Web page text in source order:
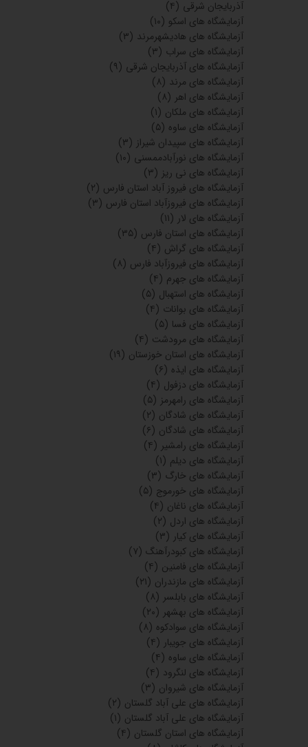
آزمایشگاه های مهران (۲)
آزمایشگاه های ایوان (۲)
آزمایشگاه های مهاباد
(۴)
آزمایشگاه های میاندوآب
آزمایشگاه های رامسر (۶)
آزمایشگاه های عباس آباد
آزمایشگاه های تن کابن (۴)
آزمایشگاه های کلاردشت
آزمایشگاه های قایمشهر (۹)
آزمایشگاه های تاکستان قزوین
آزمایشگاه های آبیک قزوین (۴)
آزمایشگاه های بویین زهرا
آزمایشگاه های بجنورد
آزمایشگاه های شیروان
آزمایشگاه های اسفراین
آزمایشگاه های طبس (۲)
آزمایشگاه های فردوس (۲)
آزمایشگاه های بیرجند (۲۰)
آزمایشگاه های شهرضا
آزمایشگاه های نجف آباد (۵)
آزمایشگاه های شیراز
(۱)
آزمایشگاه های ملایر
(۵)
آزمایشگاه های نایین
آزمایشگاه های آباده (۱۴)
آزمایشگاه های ابرکوه یزد (۲)
آزمایشگاه های گرگان (۵)
آزمایشگاه های بندرگز (۲)
اشنویه آذربایجان غربی (۴)
آزمایشگاه های املش گیلان
آزمایشگاه های گرمسار (۲)
آزمایشگاه های حمیدیه خوزستان
آزمایشگاه های بیجار کردستان
آزمایشگاه های اندیمشک (۱۷)
آزمایشگاه های بهبهان (۱۱)
آزمایشگاه های ماهشهر
آزمایشگاه های زاهدان (۵)
آزمایشگاه های خرم آباد (۸)
آزمایشگاه های برازجان (۷)
آزمایشگاه های زرین شهر (۲)
آزمایشگاه های آبادان (۱۰)
آزمایشگاه های بندر امام (۶)
آزمایشگاه های گتوند (۱)
بیمه دی
آزمایشگاه های کرمانشاه (۱)
بیمه آسیا
بیمه دانا
بیمه پارسیان (۲۶)
بیمه سینا
آزمایشگاه های کوهدشت